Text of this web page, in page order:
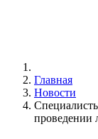
Главная
Новости
проведении